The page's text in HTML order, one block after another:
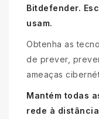
Bitdefender.
usam.
Obtenha as
de prever,
ameaças
Mantém todas
rede à distância